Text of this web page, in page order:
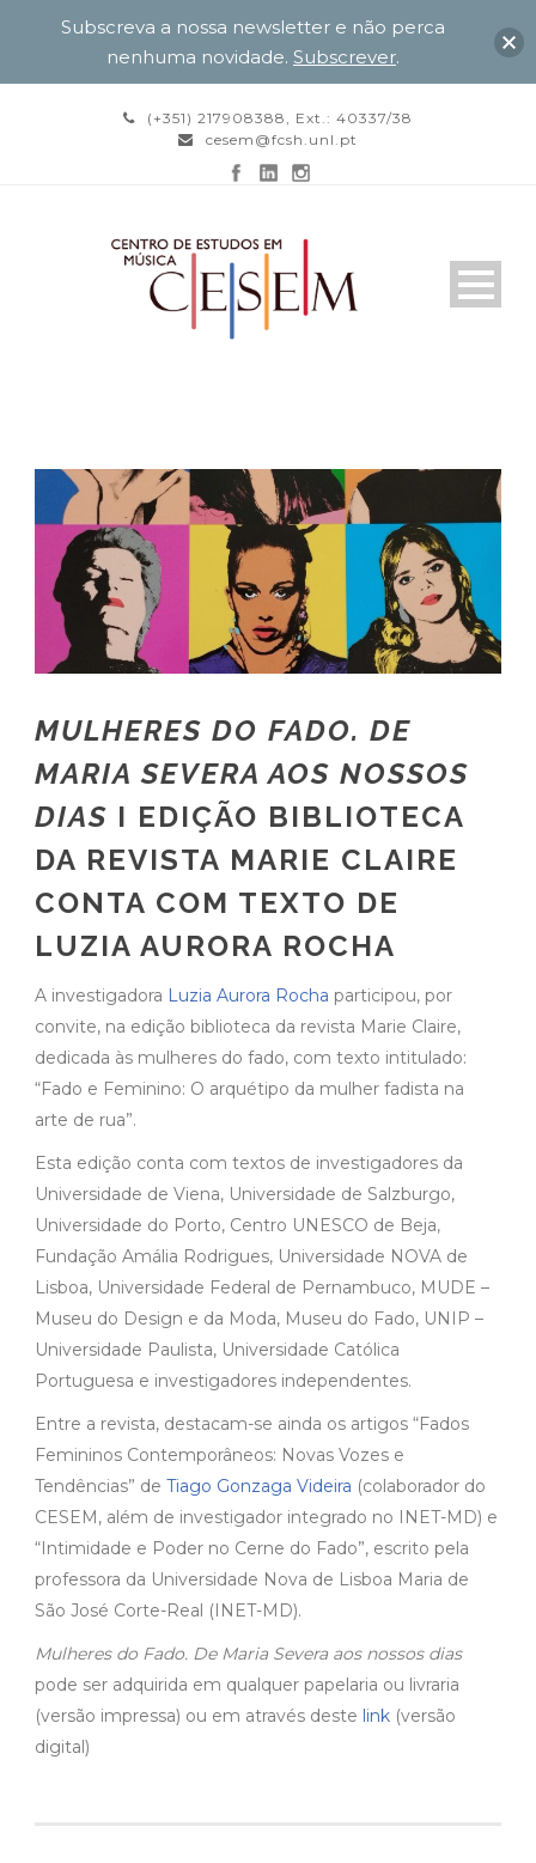
(+351) 217908388, Ext.: 40337/38
cesem@fcsh.unl.pt
MULHERES DO FADO. DE
MARIA SEVERA AOS NOSSOS
DIAS I EDIÇÃO BIBLIOTECA
DA REVISTA MARIE CLAIRE
CONTA COM TEXTO DE
LUZIA AURORA ROCHA
A investigadora Luzia Aurora Rocha participou, por
convite, na edição biblioteca da revista Marie Claire,
dedicada às mulheres do fado, com texto intitulado:
“Fado e Feminino: O arquétipo da mulher fadista na
arte de rua”.
Esta edição conta com textos de investigadores da
Universidade de Viena, Universidade de Salzburgo,
Universidade do Porto, Centro UNESCO de Beja,
Fundação Amália Rodrigues, Universidade NOVA de
Lisboa, Universidade Federal de Pernambuco, MUDE –
Museu do Design e da Moda, Museu do Fado, UNIP –
Universidade Paulista, Universidade Católica
Portuguesa e investigadores independentes.
Entre a revista, destacam-se ainda os artigos “Fados
Femininos Contemporâneos: Novas Vozes e
Tendências” de Tiago Gonzaga Videira (colaborador do
CESEM, além de investigador integrado no INET-MD) e
“Intimidade e Poder no Cerne do Fado”, escrito pela
professora da Universidade Nova de Lisboa Maria de
São José Corte-Real (INET-MD).
Mulheres do Fado. De Maria Severa aos nossos dias
pode ser adquirida em qualquer papelaria ou livraria
(versão impressa) ou em através deste link (versão
digital)
Subscreva a nossa newsletter e não perca
nenhuma novidade. Subscrever.